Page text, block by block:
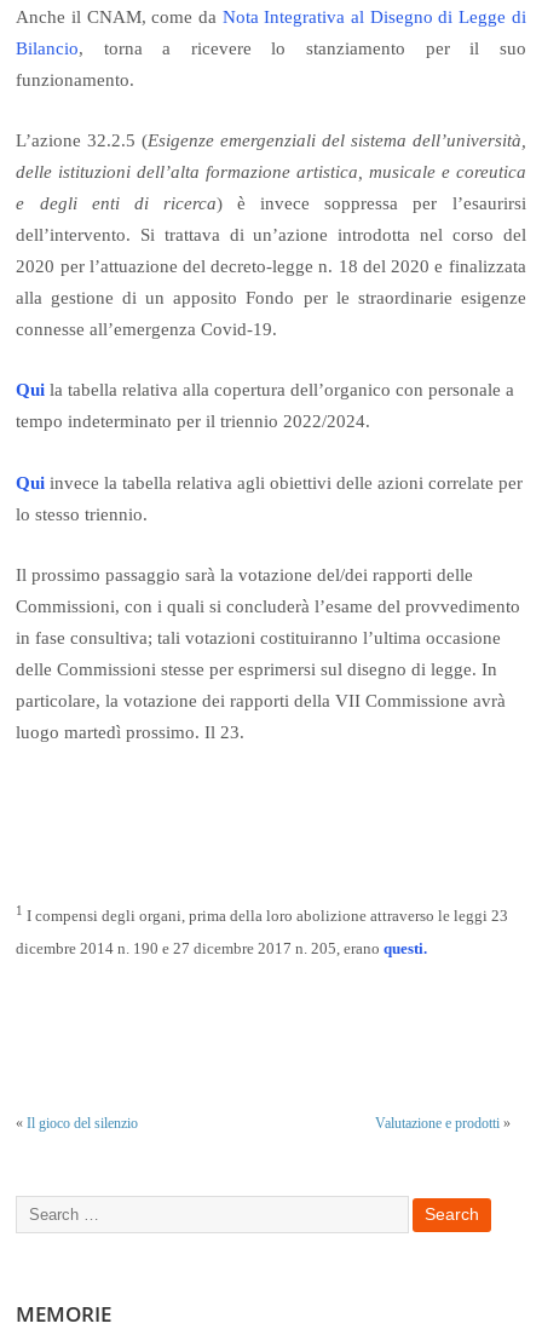
Anche il CNAM, come da Nota Integrativa al Disegno di Legge di
Bilancio, torna a ricevere lo stanziamento per il suo
funzionamento.
L’azione 32.2.5 (Esigenze emergenziali del sistema dell’università,
delle istituzioni dell’alta formazione artistica, musicale e coreutica
e degli enti di ricerca) è invece soppressa per l’esaurirsi
dell’intervento. Si trattava di un’azione introdotta nel corso del
2020 per l’attuazione del decreto-legge n. 18 del 2020 e finalizzata
alla gestione di un apposito Fondo per le straordinarie esigenze
connesse all’emergenza Covid-19.
Qui la tabella relativa alla copertura dell’organico con personale a
tempo indeterminato per il triennio 2022/2024.
Qui invece la tabella relativa agli obiettivi delle azioni correlate per
lo stesso triennio.
Il prossimo passaggio sarà la votazione del/dei rapporti delle
Commissioni, con i quali si concluderà l’esame del provvedimento
in fase consultiva; tali votazioni costituiranno l’ultima occasione
delle Commissioni stesse per esprimersi sul disegno di legge. In
particolare, la votazione dei rapporti della VII Commissione avrà
luogo martedì prossimo. Il 23.
1 I compensi degli organi, prima della loro abolizione attraverso le leggi 23
dicembre 2014 n. 190 e 27 dicembre 2017 n. 205, eranoquesti.
«Il gioco del silenzio Valutazione e prodotti»
MEMORIE